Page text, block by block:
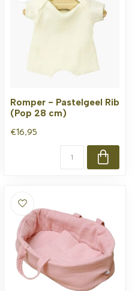
Romper - Pastelgeel Rib
(Pop 28 cm)
€16,95